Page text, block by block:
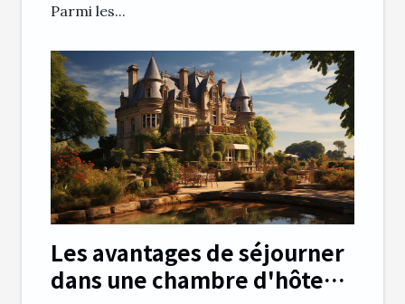
Parmi les...
Les avantages de séjourner
dans une chambre d'hôte